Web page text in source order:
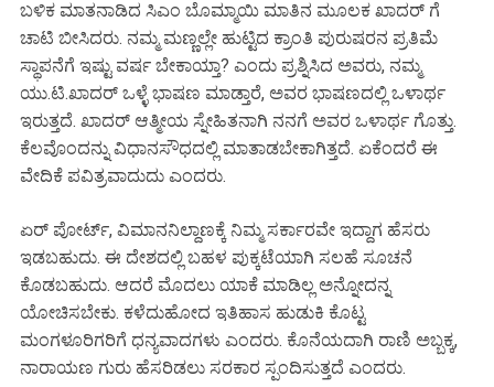
ಬಳಿಕ ಮಾತನಾಡಿದ ಸಿಎಂ ಬೊಮ್ಮಾಯಿ ಮಾತಿನ ಮೂಲಕ ಖಾದರ್ ಗೆ
ಚಾಟಿ ಬೀಸಿದರು. ನಮ್ಮ ಮಣ್ಣಲ್ಲೇ ಹುಟ್ಟಿದ ಕ್ರಾಂತಿ ಪುರುಷರನ ಪ್ರತಿಮೆ
ಸ್ಥಾಪನೆಗೆ ಇಷ್ಟು ವರ್ಷ ಬೇಕಾಯ್ತಾ? ಎಂದು ಪ್ರಶ್ನಿಸಿದ ಅವರು, ನಮ್ಮ
ಯು.ಟಿ.ಖಾದರ್ ಒಳ್ಳೆ ಭಾಷಣ ಮಾಡ್ತಾರೆ, ಅವರ ಭಾಷಣದಲ್ಲಿ ಒಳಾರ್ಥ
ಇರುತ್ತದೆ. ಖಾದರ್ ಆತ್ಮೀಯ ಸ್ನೇಹಿತನಾಗಿ ನನಗೆ ಅವರ ಒಳಾರ್ಥ ಗೊತ್ತು‌.
ಕೆಲವೊಂದನ್ನು ವಿಧಾನಸೌಧದಲ್ಲಿ ಮಾತಾಡಬೇಕಾಗಿತ್ತದೆ. ಏಕೆಂದರೆ ಈ
ವೇದಿಕೆ ಪವಿತ್ರವಾದುದು ಎಂದರು.
ಏರ್ ಪೋರ್ಟ್, ವಿಮಾನನಿಲ್ದಾಣಕ್ಕೆ ನಿಮ್ಮ ಸರ್ಕಾರವೇ ಇದ್ದಾಗ ಹೆಸರು
ಇಡಬಹುದು. ಈ ದೇಶದಲ್ಲಿ ಬಹಳ ಪುಕ್ಕಟೆಯಾಗಿ ಸಲಹೆ ಸೂಚನೆ
ಕೊಡಬಹುದು. ಆದರೆ ಮೊದಲು ಯಾಕೆ ಮಾಡಿಲ್ಲ ಅನ್ನೋದನ್ನ
ಯೋಚಿಸಬೇಕು. ಕಳೆದುಹೋದ ಇತಿಹಾಸ ಹುಡುಕಿ ಕೊಟ್ಟ
ಮಂಗಳೂರಿಗರಿಗೆ ಧನ್ಯವಾದಗಳು ಎಂದರು. ಕೊನೆಯದಾಗಿ ರಾಣಿ ಅಬ್ಬಕ್ಕ,
ನಾರಾಯಣ ಗುರು ಹೆಸರಿಡಲು ಸರಕಾರ ಸ್ಪಂದಿಸುತ್ತದೆ ಎಂದರು.